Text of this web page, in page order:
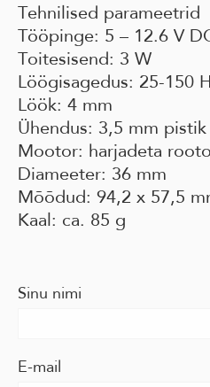
Tehnilised parameetrid
Tööpinge: 5 – 12.6 V
Toitesisend: 3 W
Löögisagedus: 25-150
Löök: 4 mm
Ühendus: 3,5 mm pistik
Mootor: harjadeta
Diameeter: 36 mm
Mõõdud: 94,2 x 57,5
Kaal: ca. 85 g
Sinu nimi
E-mail